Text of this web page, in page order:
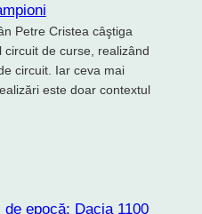
Petre Cristea câştiga
de curse, realizând
circuit. Iar ceva mai
este doar contextul